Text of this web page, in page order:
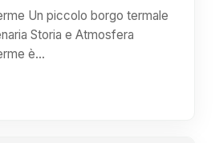
Un piccolo borgo termale
Storia e Atmosfera
è…